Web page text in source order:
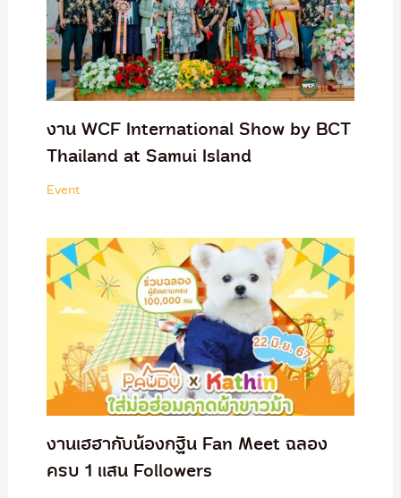
งาน WCF International Show by BCT
Thailand at Samui Island
Event
งานเฮฮากับน้องกฐิน Fan Meet ฉลอง
ครบ 1 แสน Followers